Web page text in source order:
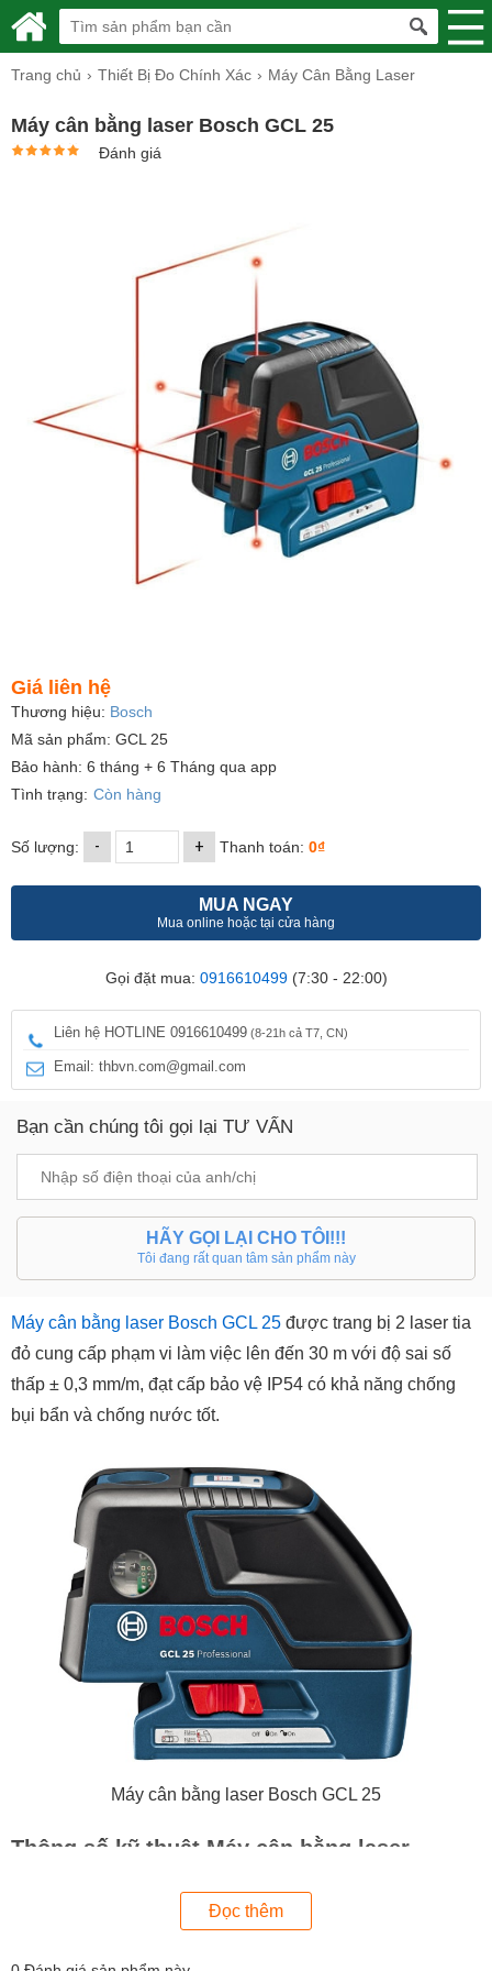
Trang chủ Thiết Bị Đo Chính Xác Máy Cân Bằng Laser
Máy cân bằng laser Bosch GCL 25
Đánh giá
Giá liên hệ
Thương hiệu: Bosch
Mã sản phẩm: GCL 25
Bảo hành: 6 tháng + 6 Tháng qua app
Tình trạng: Còn hàng
Số lượng: - + Thanh toán: 0₫
MUA NGAY
Mua online hoặc tại cửa hàng
Gọi đặt mua: 0916610499(7:30 - 22:00)
Liên hệ HOTLINE 0916610499 (8-21h cả T7, CN)
Email: thbvn.com@gmail.com
Bạn cần chúng tôi gọi lại TƯ VẤN
HÃY GỌI LẠI CHO TÔI!!!
Tôi đang rất quan tâm sản phẩm này
Máy cân bằng laser Bosch GCL 25 được trang bị 2 laser tia
đỏ cung cấp phạm vi làm việc lên đến 30 m với độ sai số
thấp ± 0,3 mm/m, đạt cấp bảo vệ IP54 có khả năng chống
bụi bẩn và chống nước tốt.
Máy cân bằng laser Bosch GCL 25
Thông số kỹ thuật Máy cân bằng laser
Mô hình (số lượng tia): 2 tia
Loại tia Laser: 2
Đọc thêm